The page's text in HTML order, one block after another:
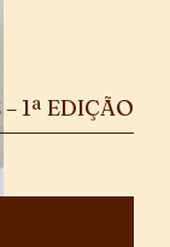
1ª EDIÇÃO